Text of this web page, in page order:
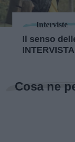
Interviste
Il senso
Cosa ne